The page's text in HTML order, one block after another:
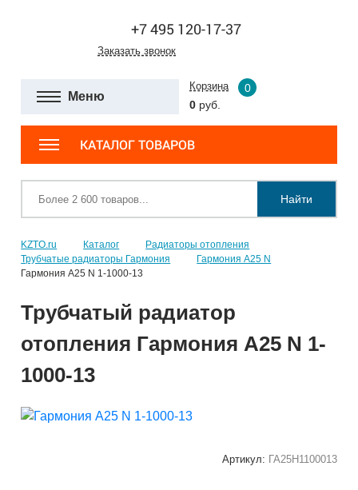
+7 495 120-17-37
Заказать звонок
Меню
Корзина
0
0 руб.
КАТАЛОГ ТОВАРОВ
Найти
KZTO.ru Каталог
Радиаторы отопления
Трубчатые радиаторы Гармония
Гармония А25 N
Гармония А25 N 1-1000-13
Трубчатый радиатор
отопления Гармония А25 N 1-
1000-13
Артикул: ГА25Н1100013